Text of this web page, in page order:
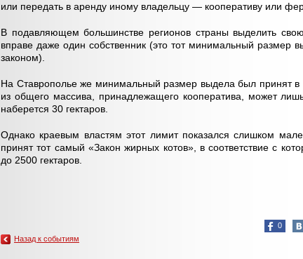
или передать в аренду иному владельцу — кооперативу или
В подавляющем большинстве регионов страны выделить
вправе даже один собственник (это тот минимальный размер
законом).
На Ставрополье же минимальный размер выдела был принят в
из общего массива, принадлежащего кооператива, может
наберется 30 гектаров.
Однако краевым властям этот лимит показался слишком
принят тот самый «Закон жирных котов», в соответствие с
до 2500 гектаров.
0
Назад к событиям